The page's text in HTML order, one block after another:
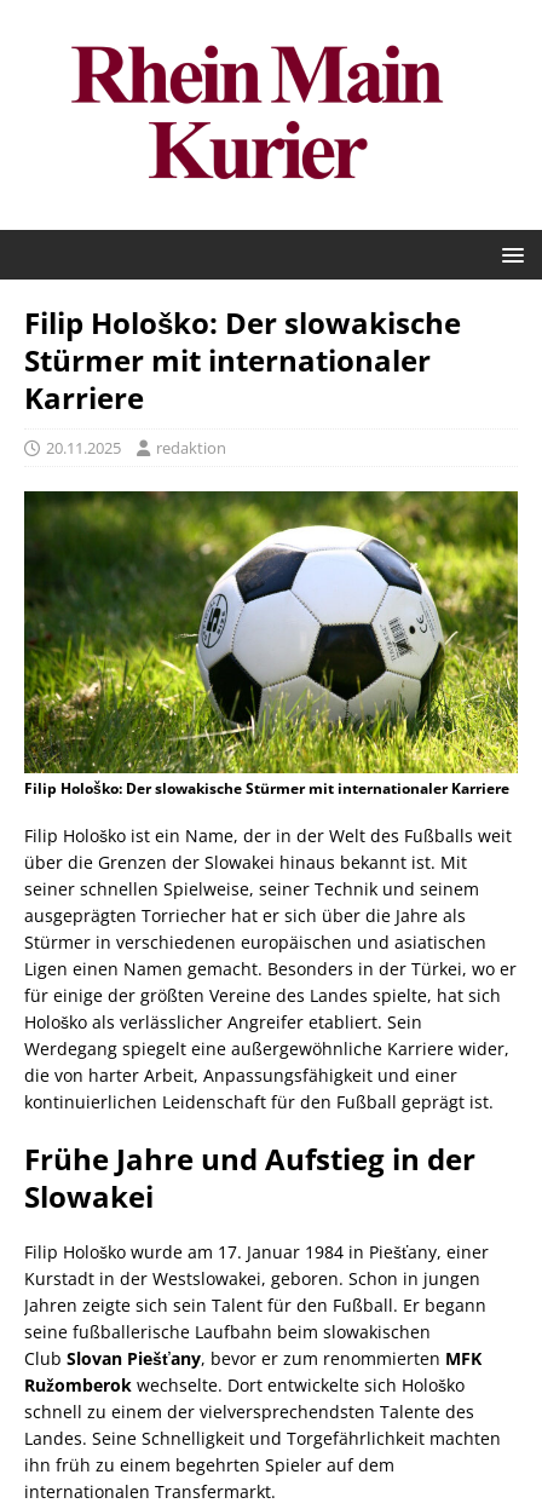
Filip Hološko: Der slowakische
Stürmer mit internationaler
Karriere
20.11.2025 redaktion
Filip Hološko: Der slowakische Stürmer mit internationaler Karriere
Filip Hološko ist ein Name, der in der Welt des Fußballs weit
über die Grenzen der Slowakei hinaus bekannt ist. Mit
seiner schnellen Spielweise, seiner Technik und seinem
ausgeprägten Torriecher hat er sich über die Jahre als
Stürmer in verschiedenen europäischen und asiatischen
Ligen einen Namen gemacht. Besonders in der Türkei, wo er
für einige der größten Vereine des Landes spielte, hat sich
Hološko als verlässlicher Angreifer etabliert. Sein
Werdegang spiegelt eine außergewöhnliche Karriere wider,
die von harter Arbeit, Anpassungsfähigkeit und einer
kontinuierlichen Leidenschaft für den Fußball geprägt ist.
Frühe Jahre und Aufstieg in der
Slowakei
Filip Hološko wurde am 17. Januar 1984 in Piešťany, einer
Kurstadt in der Westslowakei, geboren. Schon in jungen
Jahren zeigte sich sein Talent für den Fußball. Er begann
seine fußballerische Laufbahn beim slowakischen
Club Slovan Piešťany, bevor er zum renommierten MFK
Ružomberok wechselte. Dort entwickelte sich Hološko
schnell zu einem der vielversprechendsten Talente des
Landes. Seine Schnelligkeit und Torgefährlichkeit machten
ihn früh zu einem begehrten Spieler auf dem
internationalen Transfermarkt.